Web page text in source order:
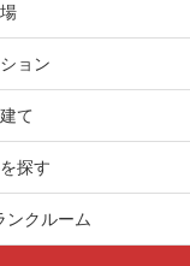
ョン
て
探す
ンクルーム